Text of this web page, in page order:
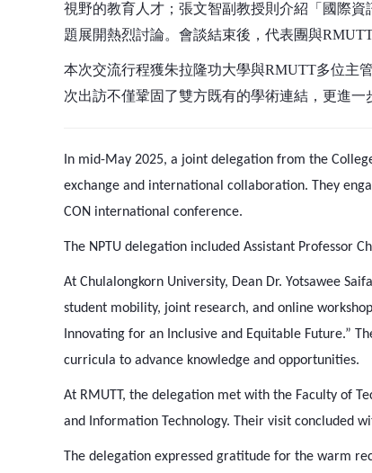
視野的教育人才；張文智副教授則介紹「國際
題展開熱烈討論。會談結束後，代表團與
本次交流行程獲朱拉隆功大學與RMUTT多位主
次出訪不僅鞏固了雙方既有的學術連結，更進
In mid-May 2025, a joint delegation from the
exchange and international collaboration. They
CON international conference.
The NPTU delegation included Assistant Professor
At Chulalongkorn University, Dean Dr. Yotsawee
student mobility, joint research, and online
Innovating for an Inclusive and Equitable Future.”
curricula to advance knowledge and opportunities.
At RMUTT, the delegation met with the Faculty of
and Information Technology. Their visit concluded
The delegation expressed gratitude for the warm